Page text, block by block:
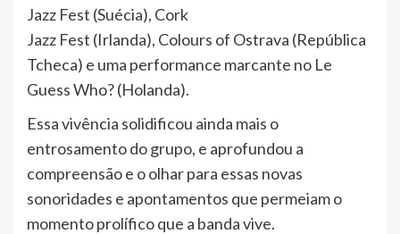
Jazz Fest (Suécia), Cork
Jazz Fest (Irlanda), Colours of Ostrava (República
Tcheca) e uma performance marcante no Le
Guess Who? (Holanda).
Essa vivência solidificou ainda mais o
entrosamento do grupo, e aprofundou a
compreensão e o olhar para essas novas
sonoridades e apontamentos que permeiam o
momento prolífico que a banda vive.